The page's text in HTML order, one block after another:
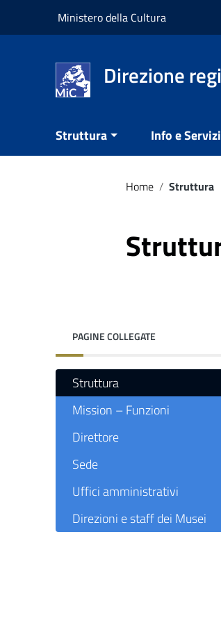
Vai ai contenuti
Vai al menu di navigazione
Ministero della Cultura
Direzione
Struttura Info e Servizi
Home / Struttura
PAGINE COLLEGATE
Struttura
Mission – Funzioni
Direttore
Sede
Uffici amministrativi
Direzioni e staff dei Musei